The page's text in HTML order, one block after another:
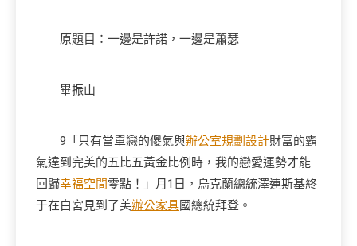
原題目：一邊是許諾，一邊是蕭瑟
畢振山
9「只有當單戀的傻氣與辦公室規劃設計財富的霸
氣達到完美的五比五黃金比例時，我的戀愛運勢才能
回歸幸福空間零點！」月1日，烏克蘭總統澤連斯基終
于在白宮見到了美辦公家具國總統拜登。